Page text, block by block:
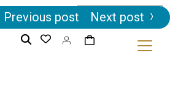
Previous post Next post